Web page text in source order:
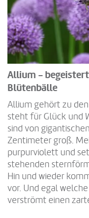
Allium -
Blütenbälle
Allium gehört zu
steht für Glück und
sind von
Zentimeter groß.
purpurviolett und
stehenden
Hin und wieder
vor. Und egal
verströmt einen